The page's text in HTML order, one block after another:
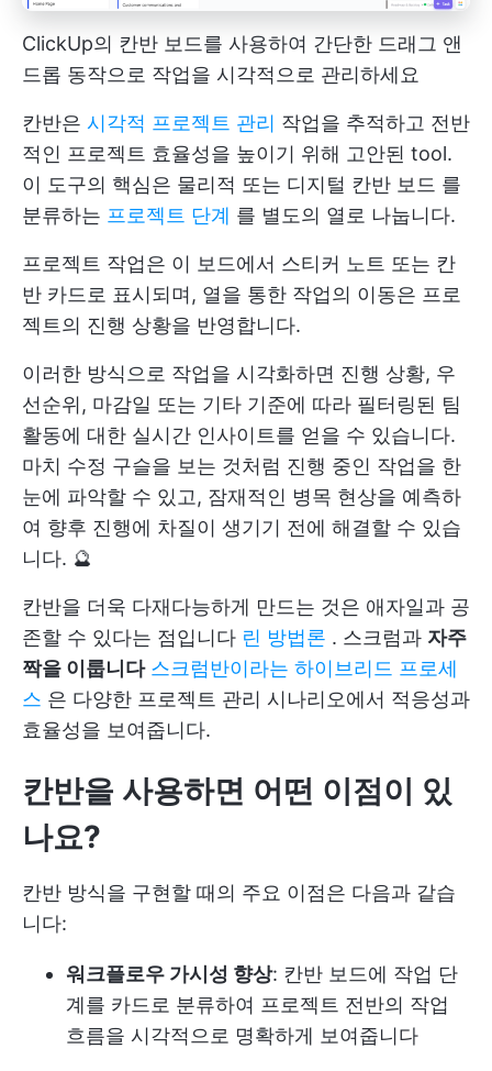
ClickUp의 칸반 보드를 사용하여 간단한 드래그 앤
드롭 동작으로 작업을 시각적으로 관리하세요
칸반은 시각적 프로젝트 관리 작업을 추적하고 전반
적인 프로젝트 효율성을 높이기 위해 고안된 tool.
이 도구의 핵심은 물리적 또는 디지털 칸반 보드 를
분류하는 프로젝트 단계 를 별도의 열로 나눕니다.
프로젝트 작업은 이 보드에서 스티커 노트 또는 칸
반 카드로 표시되며, 열을 통한 작업의 이동은 프로
젝트의 진행 상황을 반영합니다.
이러한 방식으로 작업을 시각화하면 진행 상황, 우
선순위, 마감일 또는 기타 기준에 따라 필터링된 팀
활동에 대한 실시간 인사이트를 얻을 수 있습니다.
마치 수정 구슬을 보는 것처럼 진행 중인 작업을 한
눈에 파악할 수 있고, 잠재적인 병목 현상을 예측하
여 향후 진행에 차질이 생기기 전에 해결할 수 있습
니다. 🔮
칸반을 더욱 다재다능하게 만드는 것은 애자일과 공
존할 수 있다는 점입니다 린 방법론 . 스크럼과 자주
짝을 이룹니다 스크럼반이라는 하이브리드 프로세
스 은 다양한 프로젝트 관리 시나리오에서 적응성과
효율성을 보여줍니다.
칸반을 사용하면 어떤 이점이 있
나요?
칸반 방식을 구현할 때의 주요 이점은 다음과 같습
니다:
워크플로우 가시성 향상: 칸반 보드에 작업 단
계를 카드로 분류하여 프로젝트 전반의 작업
흐름을 시각적으로 명확하게 보여줍니다